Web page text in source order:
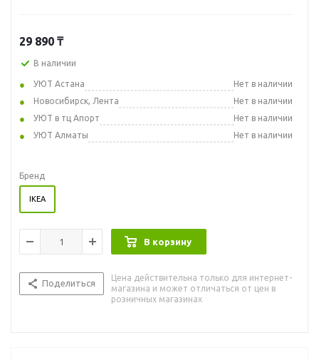
29 890 ₸
В наличии
УЮТ Астана
Нет в наличии
Новосибирск, Лента
Нет в наличии
УЮТ в тц Апорт
Нет в наличии
УЮТ Алматы
Нет в наличии
Бренд
IKEA
В корзину
Поделиться
Цена действительна только для интернет-
магазина и может отличаться от цен в
розничных магазинах